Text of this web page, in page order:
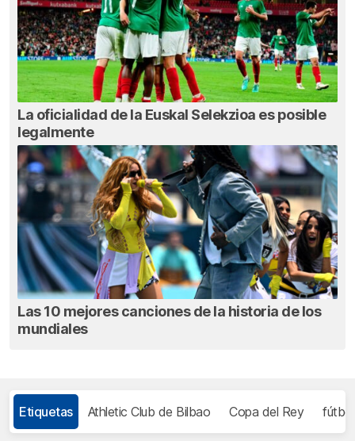
La oficialidad de la Euskal Selekzioa es posible
legalmente
Las 10 mejores canciones de la historia de los
mundiales
Etiquetas Athletic Club de Bilbao Copa del Rey fútbol